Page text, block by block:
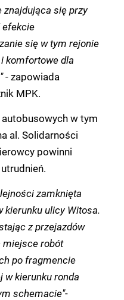
znajdująca się przy
efekcie
się w tym rejonie
komfortowe dla
- zapowiada
MPK.
autobusowych w tym
al. Solidarności
powinni
zamknięta
kierunku ulicy Witosa.
z przejazdów
miejsce robót
po fragmencie
w kierunku ronda
schemacie"-